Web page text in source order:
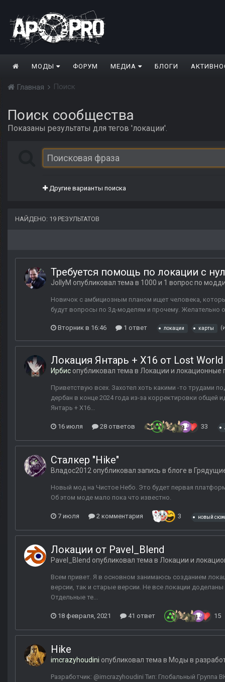
МОДЫ ФОРУМ МЕДИА БЛОГИ
Главная Поиск
Поиск сообщества
Показаны результаты для тегов 'локации'.
Другие варианты поиска
НАЙДЕНО: 19 РЕЗУЛЬТАТОВ
Требуется помощь по локации с
JollyM опубликовал тема в 1000 и 1 вопрос по
Новичок с амбициозным планом ищет человека,
будут вопросы по 3д-моделям и прочему. Желательно
Вторник в 16:46 1 ответ локации карты
Локация Янтарь + X16 от Lost
Ирбис опубликовал тема в Локации и локационные
Приветствую всех. Захотел хоть какими -то трудами
дербан в конце 2024 года из-за корректировки
Янтарь + X16...
16 июля 28 ответов 33
Сталкер "Hike"
Владос2012 опубликовал запись в блоге в
Новый мод на Чистое Небо. Это будет первая
Об этом моде мало пока что известно.
7 июля 2 комментария 3 новый
Локации от Pavel_Blend
Pavel_Blend опубликовал тема в Локации и
Всем привет. Я в основном занимаюсь созданием
версии, так и старые версии. Не все локации
Отдельные те...
18 февраля, 2021 41 ответ 15
Hike
imcrazyhoudini опубликовал тема в Моды в
Разработчик: @imcrazyhoudini Тип: Глобальный